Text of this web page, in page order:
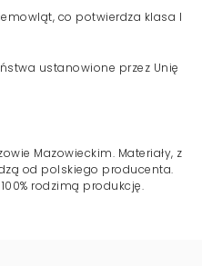
co potwierdza klasa I
ustanowione przez Unię
Mazowieckim. Materiały, z
od polskiego producenta.
rodzimą produkcję.